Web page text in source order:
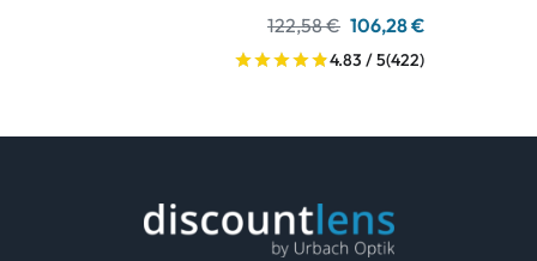
122,58 € 106,28 €
4.83 / 5(422)